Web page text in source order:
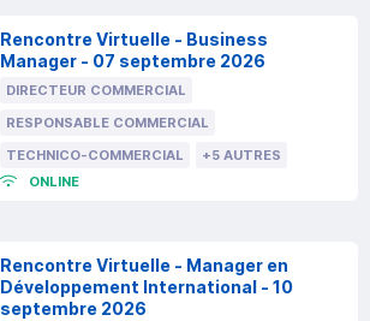
Rencontre Virtuelle - Business
Manager - 07 septembre 2026
DIRECTEUR COMMERCIAL
RESPONSABLE COMMERCIAL
TECHNICO-COMMERCIAL
+5 AUTRES
ONLINE
Rencontre Virtuelle - Manager en
Développement International - 10
septembre 2026